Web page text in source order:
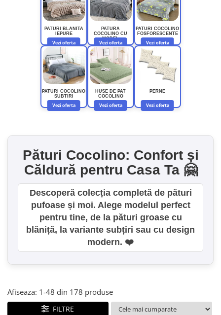
Lenjerii Creponate
Lenjerii de finet Iprimate Digital
Lenjerii de pat Bumbac 100%
Lenjerii de pat Finet + 2 Draperii
Lenjerii de pat Saten 4 piese cu
PATURI BLANITA
IEPURE
Vezi oferta
PATURA
COCOLINO CU
MODEL
Vezi oferta
PATURI COCOLINO
FOSFORESCENTE
Vezi oferta
PATURI COCOLINO
SUBTIRI
Vezi oferta
HUSE DE PAT
COCOLINO
Vezi oferta
PERNE
Vezi oferta
Pături Cocolino: Confort și
Căldură pentru Casa Ta 🤗
Descoperă colecția completă de pături
pufoase și moi. Alege modelul perfect
pentru tine, de la pături groase cu
blăniță, la variante subțiri sau cu design
modern. ❤️
Afiseaza: 1-48 din 178 produse
FILTRE